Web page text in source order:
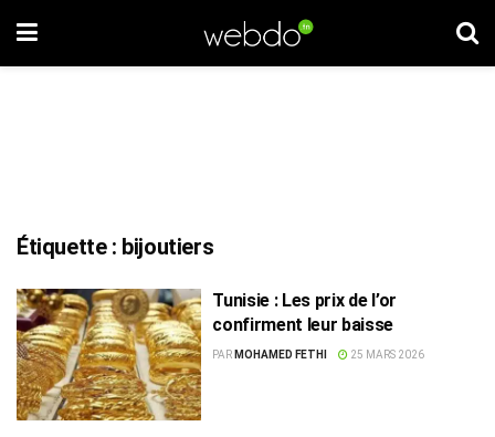
Étiquette : bijoutiers
Tunisie : Les prix de l’or
confirment leur baisse
PAR MOHAMED FETHI 25 MARS 2026